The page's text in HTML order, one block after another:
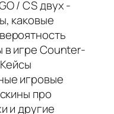
/ CS двух -
каковые
в игре Counter-
игровые
про
и другие